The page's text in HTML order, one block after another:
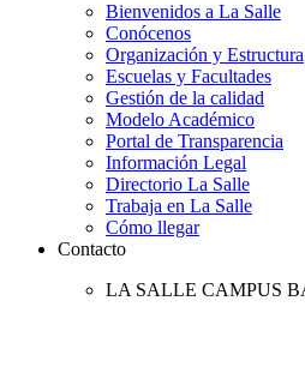
Bienvenidos a La Salle
Conócenos
Organización y Estructura
Escuelas y Facultades
Gestión de la calidad
Modelo Académico
Portal de Transparencia
Información Legal
Directorio La Salle
Trabaja en La Salle
Cómo llegar
Contacto
LA SALLE CAMPUS